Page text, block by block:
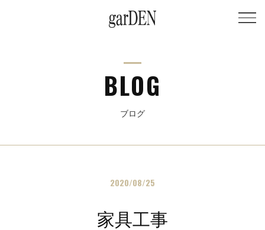
BLOG
ブログ
2020/08/25
家具工事